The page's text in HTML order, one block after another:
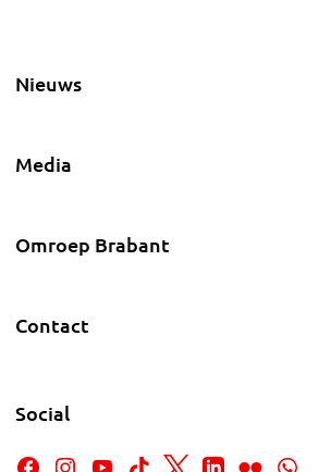
Nieuws
Media
Omroep Brabant
Contact
Social